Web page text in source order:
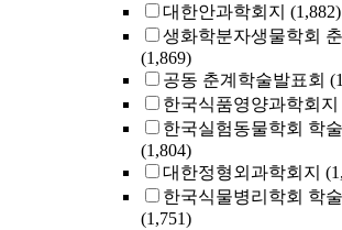
대한안과학회지 (1,882)
생화학분자생물학회
(1,869)
공동 춘계학술발표회
한국식품영양과학회지
한국실험동물학회 학
(1,804)
대한정형외과학회지
한국식물병리학회 학
(1,751)